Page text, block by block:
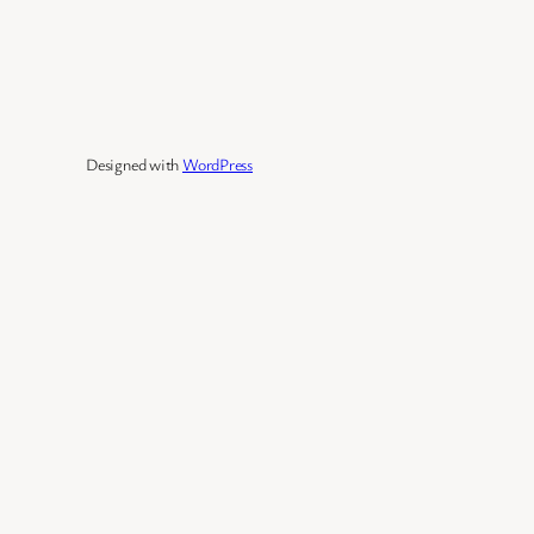
Designed withWordPress